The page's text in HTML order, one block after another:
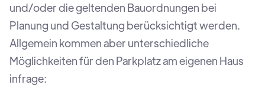
und/oder die geltenden Bauordnungen bei
Planung und Gestaltung berücksichtigt werden.
Allgemein kommen aber unterschiedliche
Möglichkeiten für den Parkplatz am eigenen Haus
infrage: